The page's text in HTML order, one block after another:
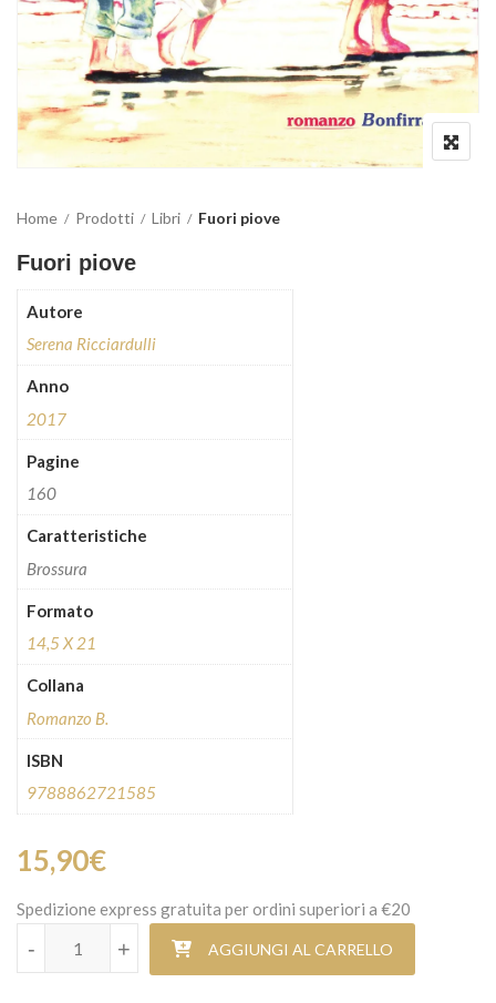
Home Prodotti Libri Fuori piove
Fuori piove
Autore
Serena Ricciardulli
Anno
2017
Pagine
160
Caratteristiche
Brossura
Formato
14,5 X 21
Collana
Romanzo B.
ISBN
9788862721585
15,90€
Spedizione express gratuita per ordini superiori a €20
+
- AGGIUNGI AL CARRELLO